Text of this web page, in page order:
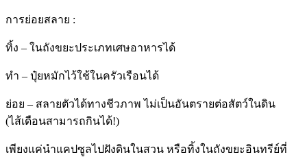
การย่อยสลาย :
ทิ้ง – ในถังขยะประเภทเศษอาหารได้
ทำ – ปุ๋ยหมักไว้ใช้ในครัวเรือนได้
ย่อย – สลายตัวได้ทางชีวภาพ ไม่เป็นอันตรายต่อสัตว์ในดิน
(ไส้เดือนสามารถกินได้!)
เพียงแค่นำแคปซูลไปฝังดินในสวน หรือทิ้งในถังขยะอินทรีย์ที่